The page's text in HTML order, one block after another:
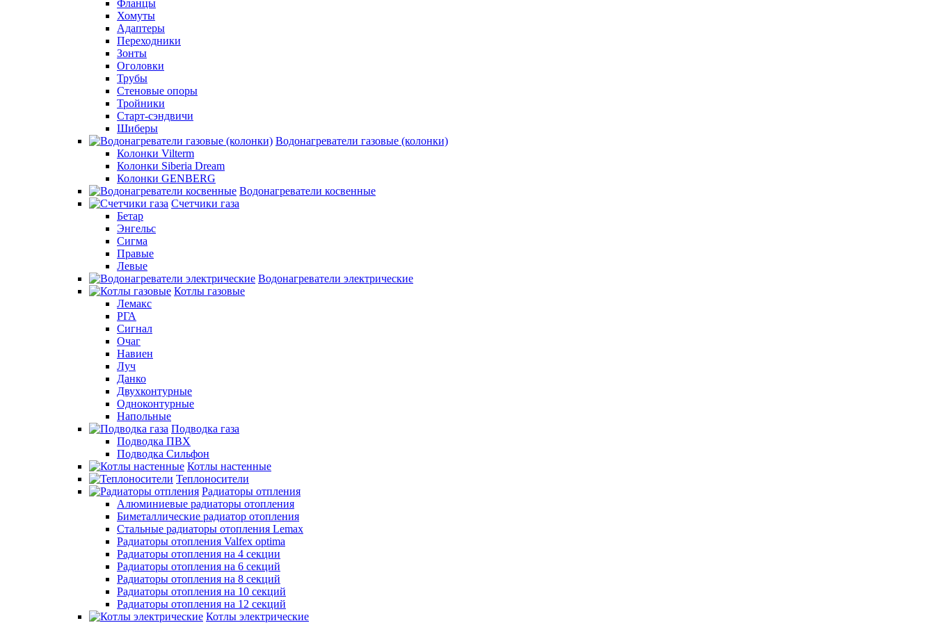
Фланцы
Хомуты
Адаптеры
Переходники
Зонты
Оголовки
Трубы
Стеновые опоры
Тройники
Старт-сэндвичи
Шиберы
Водонагреватели газовые (колонки)
Колонки Vilterm
Колонки Siberia Dream
Колонки GENBERG
Водонагреватели косвенные
Счетчики газа
Бетар
Энгельс
Сигма
Правые
Левые
Водонагреватели электрические
Котлы газовые
Лемакс
РГА
Сигнал
Очаг
Навиен
Луч
Данко
Двухконтурные
Одноконтурные
Напольные
Подводка газа
Подводка ПВХ
Подводка Сильфон
Котлы настенные
Теплоносители
Радиаторы отпления
Алюминиевые радиаторы отопления
Биметаллические радиатор отопления
Стальные радиаторы отопления Lemax
Радиаторы отопления Valfex optima
Радиаторы отопления на 4 секции
Радиаторы отопления на 6 секций
Радиаторы отопления на 8 секций
Радиаторы отопления на 10 секций
Радиаторы отопления на 12 секций
Котлы электрические